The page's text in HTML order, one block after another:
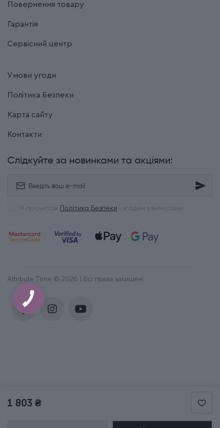
1 803 ₴
Повернення товару
Гарантія
Сервісний центр
Умови угоди
Політика Безпеки
Карта сайту
Контакти
Слідкуйте за новинками та акціями:
Я прочитав Політика Безпеки і згоден з вимогами
Attribute Time © 2026 | Всі права захищені